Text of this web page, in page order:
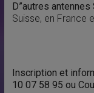
D”autres
Suisse, en France
Inscription et
10 07 58 95 ou